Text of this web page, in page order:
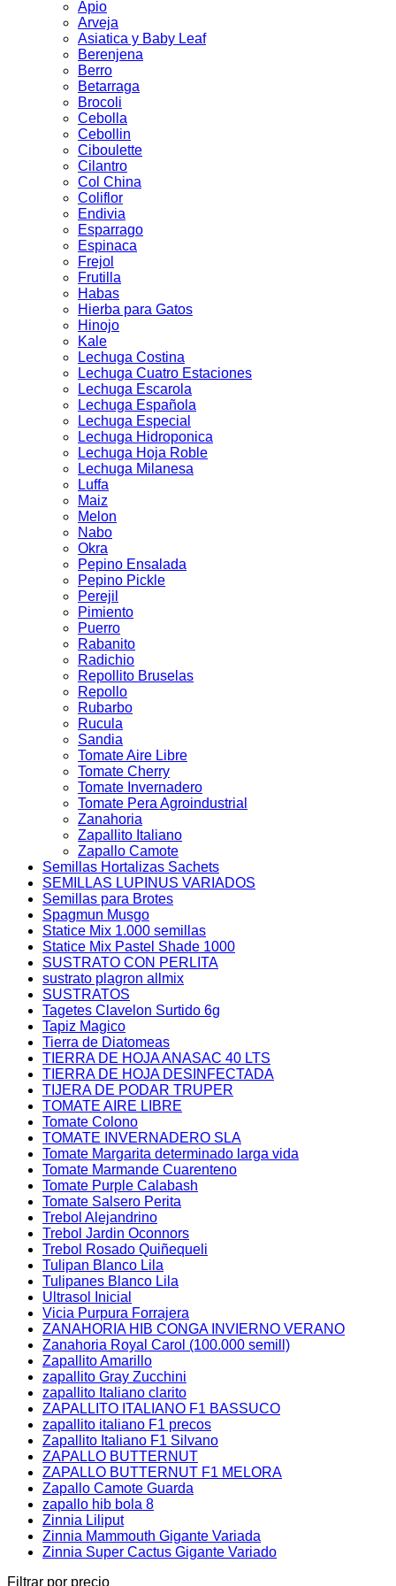
Apio
Arveja
Asiatica y Baby Leaf
Berenjena
Berro
Betarraga
Brocoli
Cebolla
Cebollin
Ciboulette
Cilantro
Col China
Coliflor
Endivia
Esparrago
Espinaca
Frejol
Frutilla
Habas
Hierba para Gatos
Hinojo
Kale
Lechuga Costina
Lechuga Cuatro Estaciones
Lechuga Escarola
Lechuga Española
Lechuga Especial
Lechuga Hidroponica
Lechuga Hoja Roble
Lechuga Milanesa
Luffa
Maiz
Melon
Nabo
Okra
Pepino Ensalada
Pepino Pickle
Perejil
Pimiento
Puerro
Rabanito
Radichio
Repollito Bruselas
Repollo
Rubarbo
Rucula
Sandia
Tomate Aire Libre
Tomate Cherry
Tomate Invernadero
Tomate Pera Agroindustrial
Zanahoria
Zapallito Italiano
Zapallo Camote
Semillas Hortalizas Sachets
SEMILLAS LUPINUS VARIADOS
Semillas para Brotes
Spagmun Musgo
Statice Mix 1.000 semillas
Statice Mix Pastel Shade 1000
SUSTRATO CON PERLITA
sustrato plagron allmix
SUSTRATOS
Tagetes Clavelon Surtido 6g
Tapiz Magico
Tierra de Diatomeas
TIERRA DE HOJA ANASAC 40 LTS
TIERRA DE HOJA DESINFECTADA
TIJERA DE PODAR TRUPER
TOMATE AIRE LIBRE
Tomate Colono
TOMATE INVERNADERO SLA
Tomate Margarita determinado larga vida
Tomate Marmande Cuarenteno
Tomate Purple Calabash
Tomate Salsero Perita
Trebol Alejandrino
Trebol Jardin Oconnors
Trebol Rosado Quiñequeli
Tulipan Blanco Lila
Tulipanes Blanco Lila
Ultrasol Inicial
Vicia Purpura Forrajera
ZANAHORIA HIB CONGA INVIERNO VERANO
Zanahoria Royal Carol (100.000 semill)
Zapallito Amarillo
zapallito Gray Zucchini
zapallito Italiano clarito
ZAPALLITO ITALIANO F1 BASSUCO
zapallito italiano F1 precos
Zapallito Italiano F1 Silvano
ZAPALLO BUTTERNUT
ZAPALLO BUTTERNUT F1 MELORA
Zapallo Camote Guarda
zapallo hib bola 8
Zinnia Liliput
Zinnia Mammouth Gigante Variada
Zinnia Super Cactus Gigante Variado
Filtrar por precio